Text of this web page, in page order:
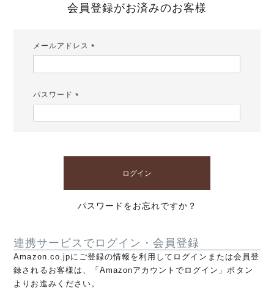
会員登録がお済みのお客様
メールアドレス
パスワード
ログイン
パスワードをお忘れですか？
連携サービスでログイン・会員登録
Amazon.co.jpにご登録の情報を利用してログインまたは会員登
録されるお客様は、「Amazonアカウントでログイン」ボタン
よりお進みください。